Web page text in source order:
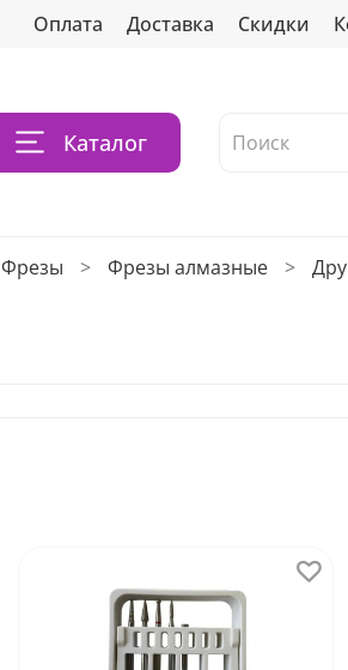
Оплата Доставка Скидки
Каталог
Фрезы Фрезы алмазные